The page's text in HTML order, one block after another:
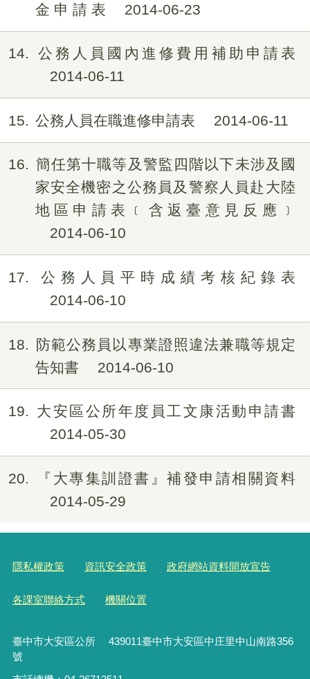
金 申 請 表
2014-06-23
14
公務人員國內進修費用補助申請表
2014-06-11
15 公務人員在職進修申請表 2014-06-11
16
簡任第十職等及警監四階以下未涉及國
家安全機密之公務員及警察人員赴大陸
地區申請表﹝含返臺意見反應﹞
2014-06-10
17
公務人員平時成績考核紀錄表
2014-06-10
18
防範公務員以專業證照違法兼職等規定
告知書
2014-06-10
19
大安區公所年度員工文康活動申請書
2014-05-30
20
『大專集訓證書』補發申請相關資料
2014-05-29
隱私權政策 資訊安全政策 政府網站資料開放宣告
各課室聯絡方式 機關位置
臺中市大安區公所 439011臺中市大安區中庄里中山南路356
號